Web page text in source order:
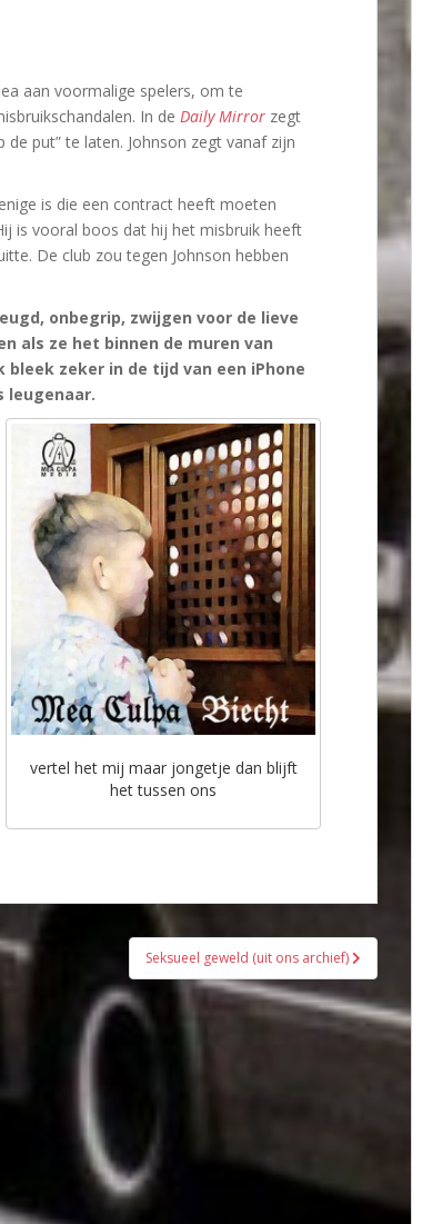
aan voormalige spelers, om te
In de Daily Mirror zegt
put” te laten. Johnson zegt vanaf zijn
is die een contract heeft moeten
is vooral boos dat hij het misbruik heeft
De club zou tegen Johnson hebben
onbegrip, zwijgen voor de lieve
als ze het binnen de muren van
zeker in de tijd van een iPhone
leugenaar.
vertel het mij maar jongetje dan blijft
het tussen ons
Seksueel geweld (uit ons archief)